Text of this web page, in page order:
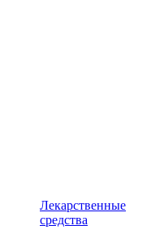
Лекарственные
средства